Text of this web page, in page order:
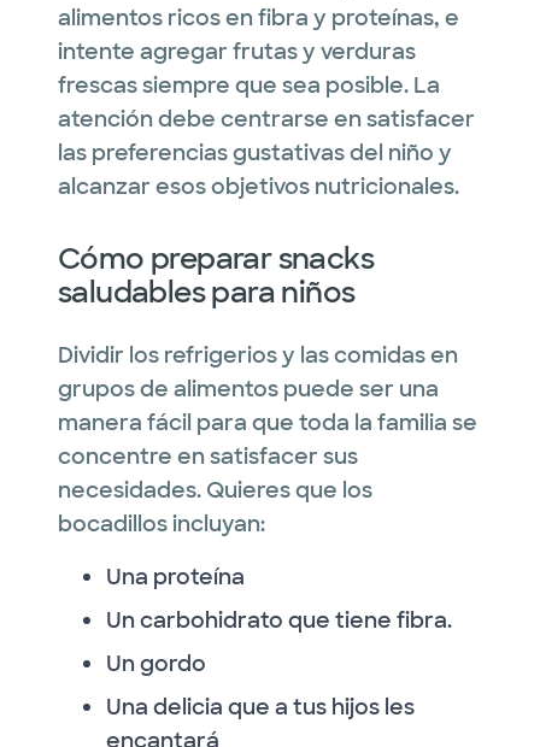
alimentos ricos en fibra y proteínas, e
intente agregar frutas y verduras
frescas siempre que sea posible. La
atención debe centrarse en satisfacer
las preferencias gustativas del niño y
alcanzar esos objetivos nutricionales.
Cómo preparar snacks
saludables para niños
Dividir los refrigerios y las comidas en
grupos de alimentos puede ser una
manera fácil para que toda la familia se
concentre en satisfacer sus
necesidades. Quieres que los
bocadillos incluyan:
Una proteína
Un carbohidrato que tiene fibra.
Un gordo
Una delicia que a tus hijos les
encantará